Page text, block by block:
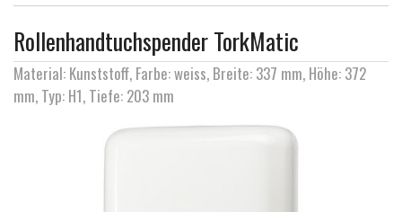
designline
Hygiene
Kataloge
Rollenhandtuchspender TorkMatic
Material: Kunststoff, Farbe: weiss, Breite: 337 mm, Höhe: 372
mm, Typ: H1, Tiefe: 203 mm